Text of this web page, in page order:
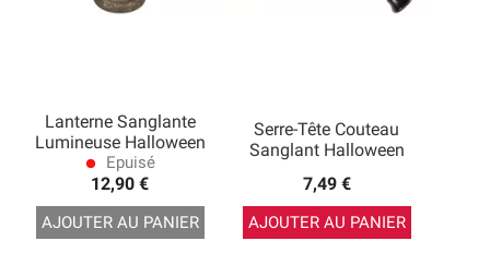
Lanterne Sanglante
Lumineuse Halloween
lens Epuisé
12,90 €
AJOUTER AU PANIER
Serre-Tête Couteau
Sanglant Halloween
7,49 €
AJOUTER AU PANIER